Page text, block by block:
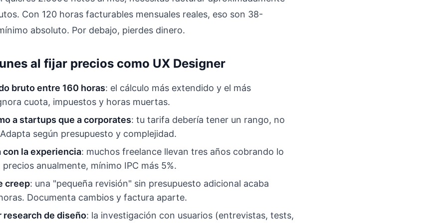
Con 120 horas facturables mensuales reales, eso son 38-
absoluto. Por debajo, pierdes dinero.
al fijar precios como UX Designer
bruto entre 160 horas: el cálculo más extendido y el más
cuota, impuestos y horas muertas.
a startups que a corporates: tu tarifa debería tener un rango, no
según presupuesto y complejidad.
con la experiencia: muchos freelance llevan tres años cobrando lo
precios anualmente, mínimo IPC más 5%.
creep: una "pequeña revisión" sin presupuesto adicional acaba
Documenta cambios y factura aparte.
research de diseño: la investigación con usuarios (entrevistas, tests,